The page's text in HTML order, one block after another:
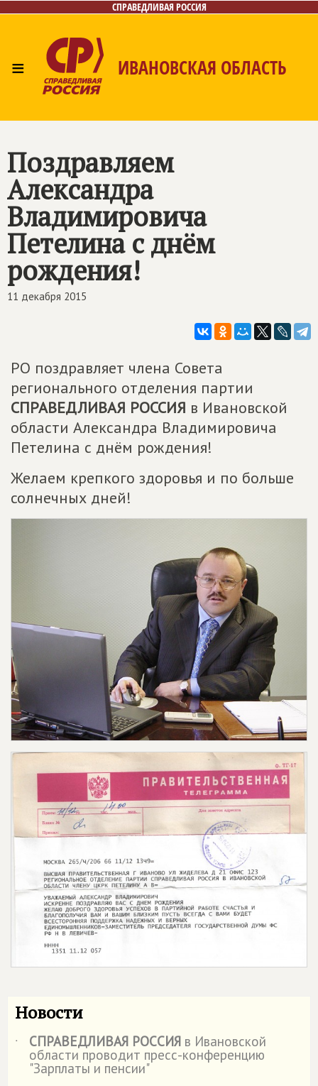
СПРАВЕДЛИВАЯ РОССИЯ
≡ ИВАНОВСКАЯ ОБЛАСТЬ
Поздравляем
Александра
Владимировича
Петелина с днём
рождения!
11 декабря 2015
РО поздравляет члена Совета
регионального отделения партии
СПРАВЕДЛИВАЯ РОССИЯ в Ивановской
области Александра Владимировича
Петелина с днём рождения!
Желаем крепкого здоровья и по больше
солнечных дней!
Новости
˙ СПРАВЕДЛИВАЯ РОССИЯ в Ивановской
области проводит пресс-конференцию
"Зарплаты и пенсии"